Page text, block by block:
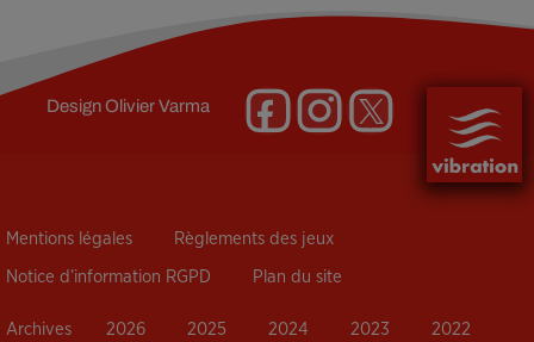
DesignOlivier Varma
Mentions légales Règlements des jeux
Notice d’information RGPD Plan du site
Archives 2026 2025 2024 2023 2022